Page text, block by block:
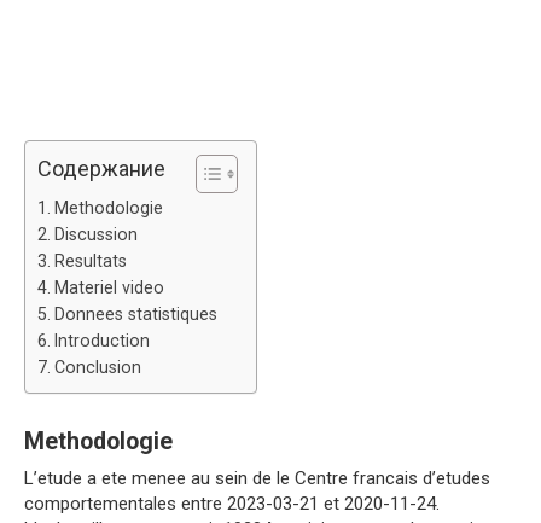
Содержание
Methodologie
Discussion
Resultats
Materiel video
Donnees statistiques
Introduction
Conclusion
Methodologie
L’etude a ete menee au sein de le Centre francais d’etudes
comportementales entre 2023-03-21 et 2020-11-24.